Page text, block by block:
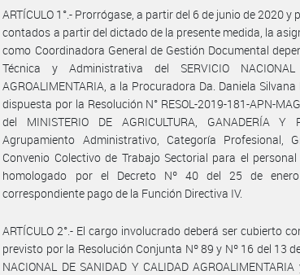
ARTÍCULO 1°.- Prorrógase, a partir del 6 de junio de 2020 y
contados a partir del dictado de la presente medida, la
como Coordinadora General de Gestión Documental
Técnica y Administrativa del SERVICIO
AGROALIMENTARIA, a la Procuradora Da. Daniela Silvana
dispuesta por la Resolución N° RESOL-2019-181-APN-
del MINISTERIO DE AGRICULTURA, GANADERÍA
Agrupamiento Administrativo, Categoría Profesional,
Convenio Colectivo de Trabajo Sectorial para el
homologado por el Decreto Nº 40 del 25 de
correspondiente pago de la Función Directiva IV.
ARTÍCULO 2°.- El cargo involucrado deberá ser cubierto
previsto por la Resolución Conjunta Nº 89 y Nº 16 del 13
NACIONAL DE SANIDAD Y CALIDAD